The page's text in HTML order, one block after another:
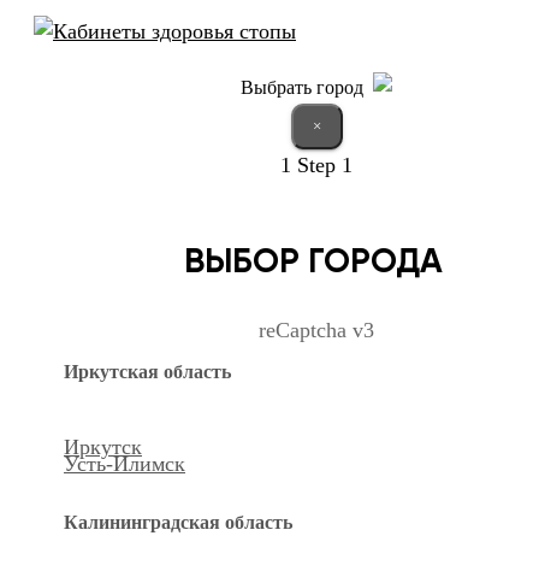
Выбрать город
×
1 Step 1
ВЫБОР ГОРОДА
reCaptcha v3
Иркутская область
Иркутск
Усть-Илимск
Калининградская область